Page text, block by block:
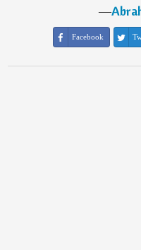
―
Facebook